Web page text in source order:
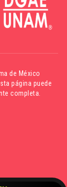
de México
página puede
completa.